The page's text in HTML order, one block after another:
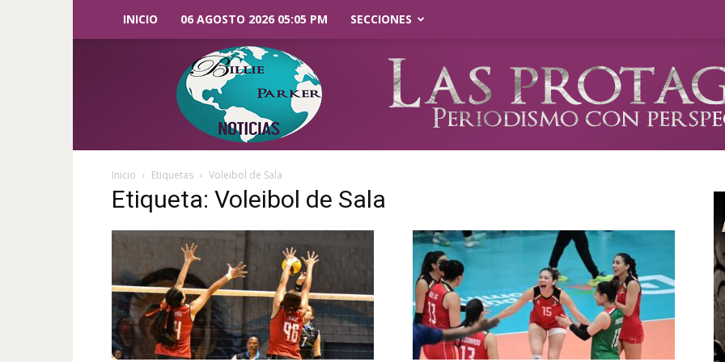
INICIO 06 AGOSTO 2026 05:05 PM SECCIONES
Parker
Noticias
Inicio Etiquetas Voleibol de Sala
Etiqueta: Voleibol de Sala